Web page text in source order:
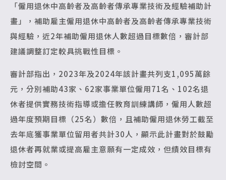
「僱用退休中高齡者及高齡者傳承專業技術及經驗補助計
畫」，補助雇主僱用退休中高齡者及高齡者傳承專業技術
與經驗，近2年補助僱用退休人數超過目標數倍，審計部
建議調整訂定較具挑戰性目標。
審計部指出，2023年及2024年該計畫共列支1,095萬餘
元，分別補助43家、62家事業單位僱用71名、102名退
休者提供實務技術指導或擔任教育訓練講師，僱用人數超
過年度預期目標（25名）數倍，且補助僱用退休勞工截至
去年底獲事業單位留用者共計30人，顯示此計畫對於鼓勵
退休者再就業或提高雇主意願有一定成效，但績效目標有
檢討空間。